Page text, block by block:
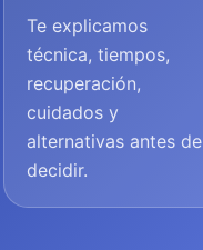
Te explicamos
técnica, tiempos,
recuperación,
cuidados y
alternativas antes de
decidir.